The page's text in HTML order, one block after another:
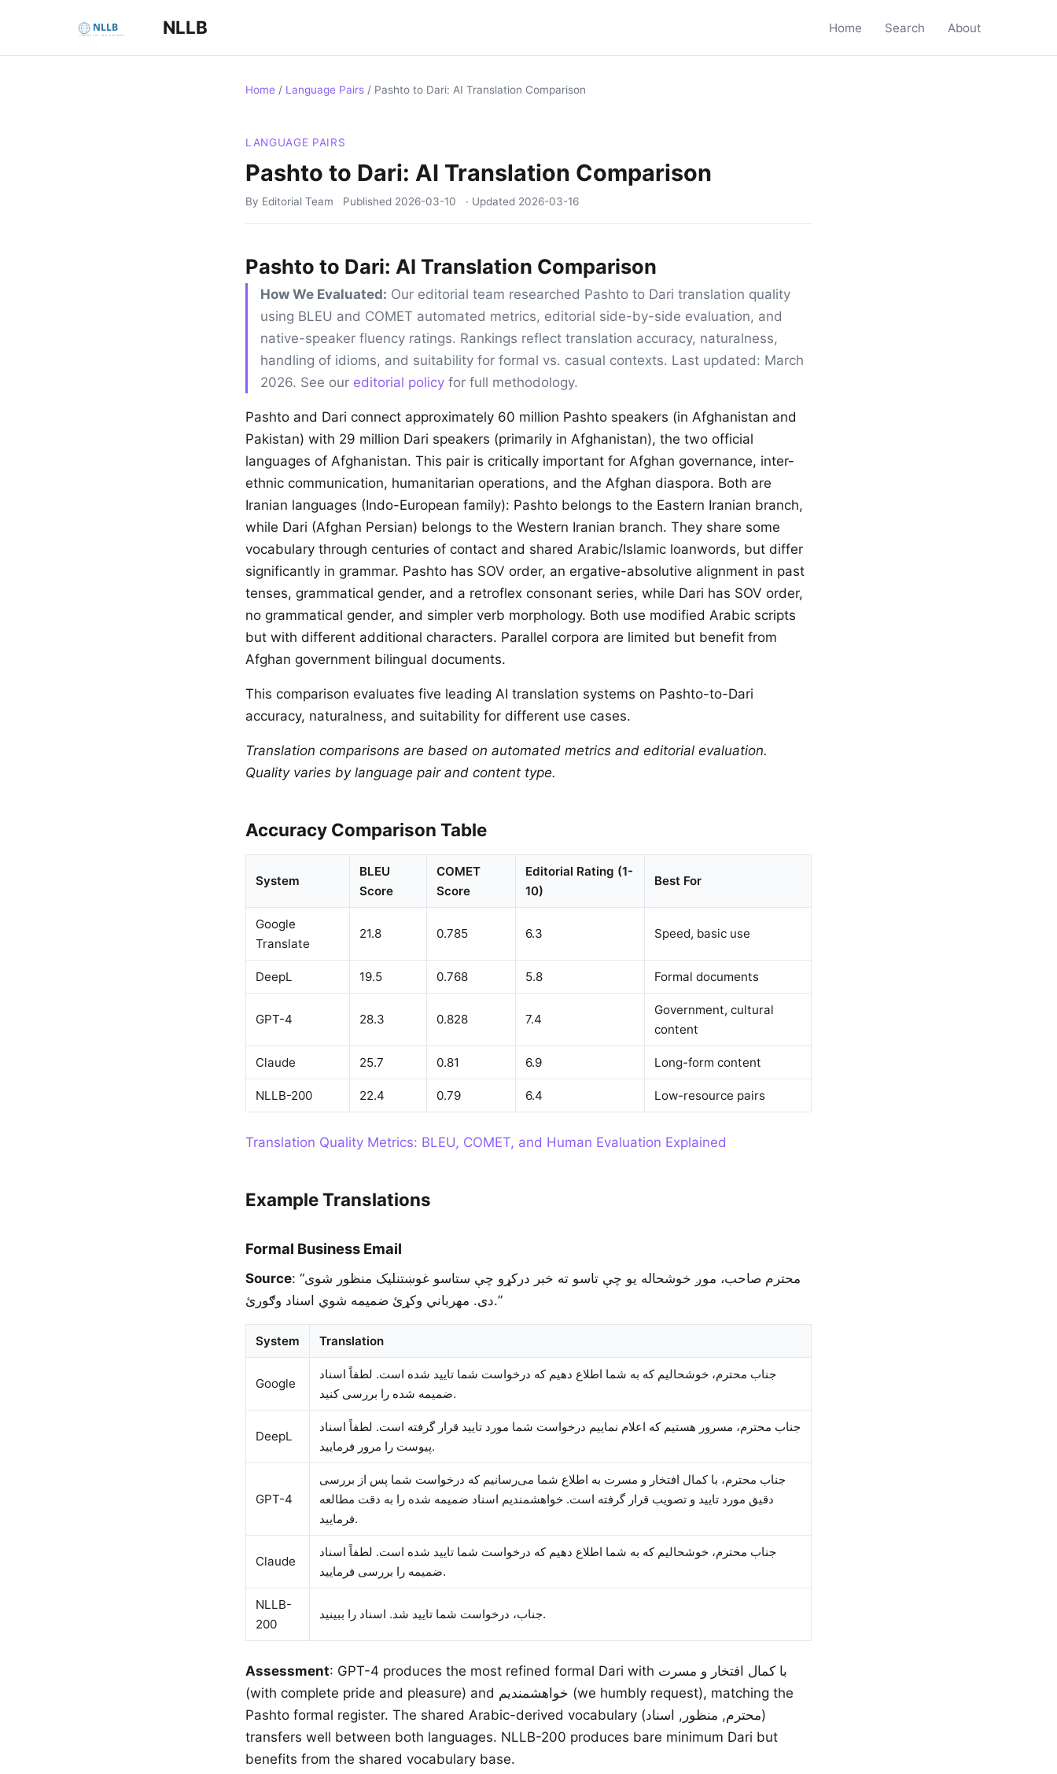
NLLB Home Search About
Home / Language Pairs / Pashto to Dari: AI Translation Comparison
LANGUAGE PAIRS
Pashto to Dari: AI Translation Comparison
By Editorial Team Published 2026-03-10 · Updated 2026-03-16
Pashto to Dari: AI Translation Comparison
How We Evaluated: Our editorial team researched Pashto to Dari translation quality
using BLEU and COMET automated metrics, editorial side-by-side evaluation, and
native-speaker fluency ratings. Rankings reflect translation accuracy, naturalness,
handling of idioms, and suitability for formal vs. casual contexts. Last updated: March
2026. See our editorial policy for full methodology.
Pashto and Dari connect approximately 60 million Pashto speakers (in Afghanistan and
Pakistan) with 29 million Dari speakers (primarily in Afghanistan), the two official
languages of Afghanistan. This pair is critically important for Afghan governance, inter-
ethnic communication, humanitarian operations, and the Afghan diaspora. Both are
Iranian languages (Indo-European family): Pashto belongs to the Eastern Iranian branch,
while Dari (Afghan Persian) belongs to the Western Iranian branch. They share some
vocabulary through centuries of contact and shared Arabic/Islamic loanwords, but differ
significantly in grammar. Pashto has SOV order, an ergative-absolutive alignment in past
tenses, grammatical gender, and a retroflex consonant series, while Dari has SOV order,
no grammatical gender, and simpler verb morphology. Both use modified Arabic scripts
but with different additional characters. Parallel corpora are limited but benefit from
Afghan government bilingual documents.
This comparison evaluates five leading AI translation systems on Pashto-to-Dari
accuracy, naturalness, and suitability for different use cases.
Translation comparisons are based on automated metrics and editorial evaluation.
Quality varies by language pair and content type.
Accuracy Comparison Table
System
BLEU
Score
COMET
Score
Editorial Rating (1-
10)
Best For
Google
Translate
21.8 0.785 6.3 Speed, basic use
DeepL 19.5 0.768 5.8 Formal documents
GPT-4 28.3 0.828 7.4
Government, cultural
content
Claude 25.7 0.81 6.9 Long-form content
NLLB-200 22.4 0.79 6.4 Low-resource pairs
Translation Quality Metrics: BLEU, COMET, and Human Evaluation Explained
Example Translations
Formal Business Email
Source: “محترم صاحب، موږ خوشحاله یو چې تاسو ته خبر درکړو چې ستاسو غوښتنلیک منظور شوی
دی. مهرباني وکړئ ضمیمه شوي اسناد وګورئ.”
System Translation
Google
جناب محترم، خوشحالیم که به شما اطلاع دهیم که درخواست شما تایید شده است. لطفاً اسناد
ضمیمه شده را بررسی کنید.
DeepL
جناب محترم، مسرور هستیم که اعلام نماییم درخواست شما مورد تایید قرار گرفته است. لطفاً اسناد
پیوست را مرور فرمایید.
GPT-4
جناب محترم، با کمال افتخار و مسرت به اطلاع شما می‌رسانیم که درخواست شما پس از بررسی
دقیق مورد تایید و تصویب قرار گرفته است. خواهشمندیم اسناد ضمیمه شده را به دقت مطالعه
فرمایید.
Claude
جناب محترم، خوشحالیم که به شما اطلاع دهیم که درخواست شما تایید شده است. لطفاً اسناد
ضمیمه را بررسی فرمایید.
NLLB-
200
جناب، درخواست شما تایید شد. اسناد را ببینید.
Assessment: GPT-4 produces the most refined formal Dari with با کمال افتخار و مسرت
(with complete pride and pleasure) and خواهشمندیم (we humbly request), matching the
Pashto formal register. The shared Arabic-derived vocabulary (محترم, منظور, اسناد)
transfers well between both languages. NLLB-200 produces bare minimum Dari but
benefits from the shared vocabulary base.